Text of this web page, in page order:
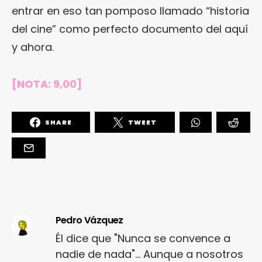
entrar en eso tan pomposo llamado “historia
del cine” como perfecto documento del aquí
y ahora.
[NOTA: 9,00]
SHARE TWEET
Pedro Vázquez
Él dice que "Nunca se convence a
nadie de nada"... Aunque a nosotros